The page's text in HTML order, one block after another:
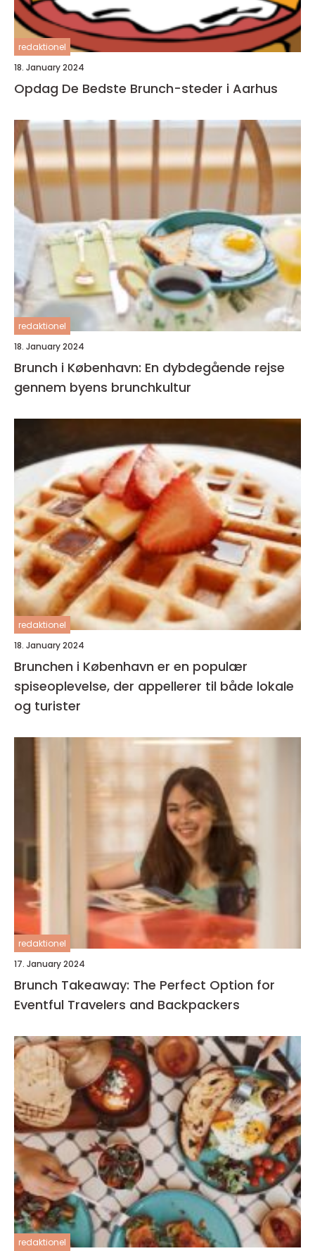
redaktionel
18. January 2024
Opdag De Bedste Brunch-steder i Aarhus
redaktionel
18. January 2024
Brunch i København: En dybdegående rejse
gennem byens brunchkultur
redaktionel
18. January 2024
Brunchen i København er en populær
spiseoplevelse, der appellerer til både lokale
og turister
redaktionel
17. January 2024
Brunch Takeaway: The Perfect Option for
Eventful Travelers and Backpackers
redaktionel